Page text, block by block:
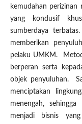
kemudahan perizinan
yang kondusif
sumberdaya
memberikan
pelaku UMKM.
berperan serta
objek penyuluhan.
menciptakan
menengah,
menjadi bisnis